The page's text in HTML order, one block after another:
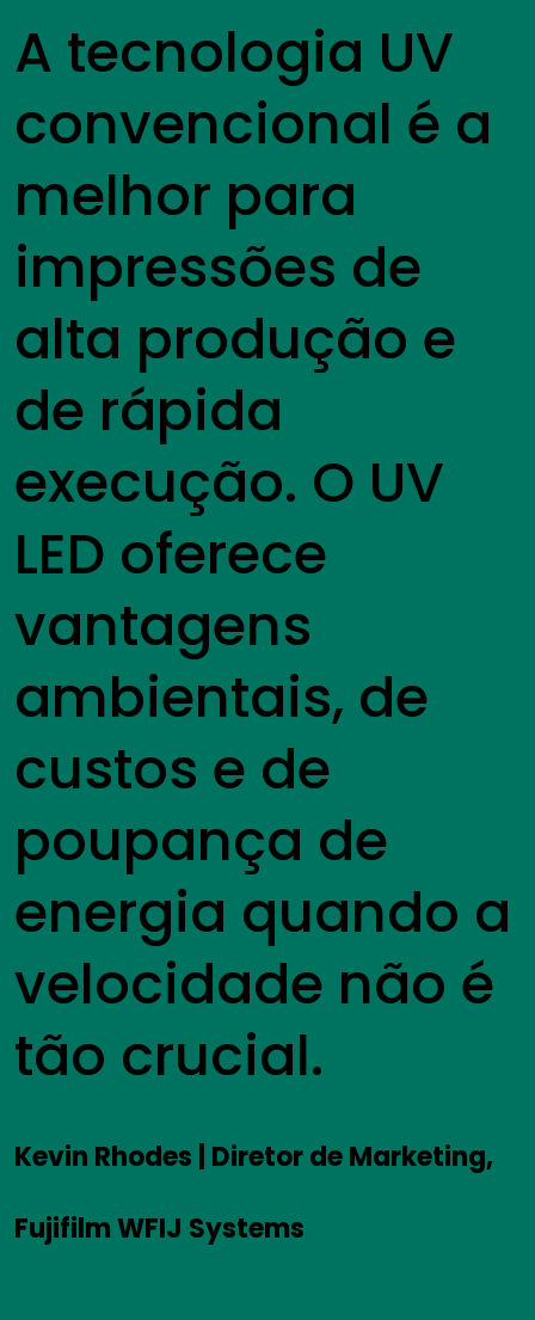
A tecnologia UV
convencional é a
melhor para
impressões de
alta produção e
de rápida
execução. O UV
LED oferece
vantagens
ambientais, de
custos e de
poupança de
energia quando a
velocidade não é
tão crucial.
Kevin Rhodes | Diretor de Marketing,
Fujifilm WFIJ Systems